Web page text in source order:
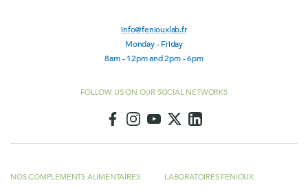
info@feniouxlab.fr
Monday - Friday
8am - 12pm and 2pm - 6pm
FOLLOW US ON OUR SOCIAL NETWORKS
NOS COMPLEMENTS ALIMENTAIRES LABORATOIRES FENIOUX